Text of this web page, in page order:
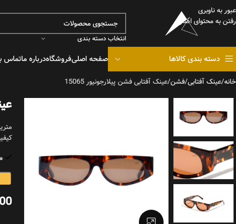
عبور به ناوبری
رفتن به محتوای اصلی
انتخاب دسته بندی
دسته بندی کالاها
هودی
دیدن هودی ها
شلوارک
دیدن شلوراک ها
دورس
دیدن
تیشرت
صفحه اصلیفروشگاهدرباره ماتماس
خانه عینک آفتابی فشن عینک آفتابی فشن پیلارجونیور 15065